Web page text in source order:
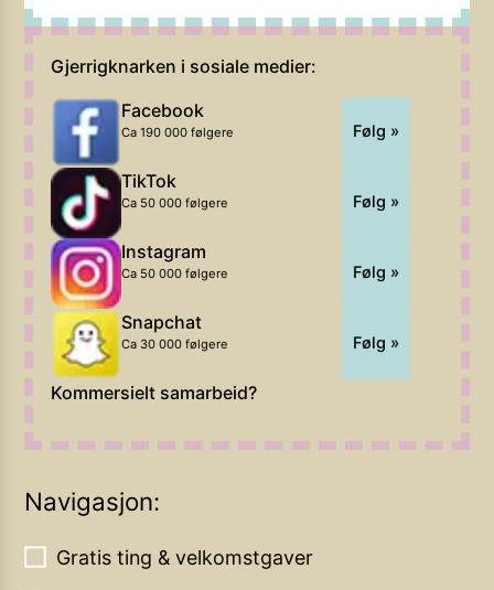
Gjerrigknarken i sosiale medier:
Facebook
Ca 190 000 følgere Følg »
TikTok
Ca 50 000 følgere Følg »
Instagram
Ca 50 000 følgere Følg »
Snapchat
Ca 30 000 følgere Følg »
Kommersielt samarbeid?
Navigasjon:
Gratis ting & velkomstgaver